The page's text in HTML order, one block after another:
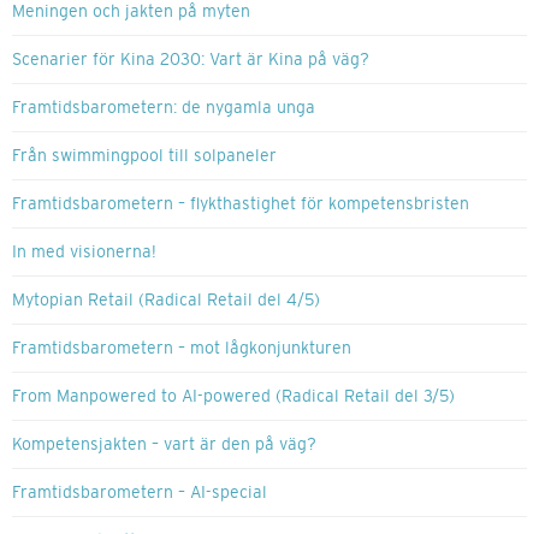
Meningen och jakten på myten
Scenarier för Kina 2030: Vart är Kina på väg?
Framtidsbarometern: de nygamla unga
Från swimmingpool till solpaneler
Framtidsbarometern – flykthastighet för kompetensbristen
In med visionerna!
Mytopian Retail (Radical Retail del 4/5)
Framtidsbarometern – mot lågkonjunkturen
From Manpowered to AI-powered (Radical Retail del 3/5)
Kompetensjakten – vart är den på väg?
Framtidsbarometern – AI-special